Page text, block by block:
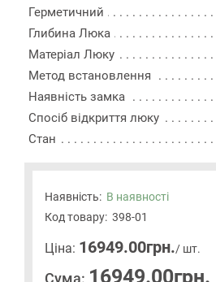
Герметичний
Глибина Люка
Матеріал Люку
Метод встановлення
Наявність замка
Спосіб відкриття люку
Стан
Наявність: В наявності
Код товару: 398-01
Цiна: 16949.00грн./ шт.
Сума: 16949.00грн.